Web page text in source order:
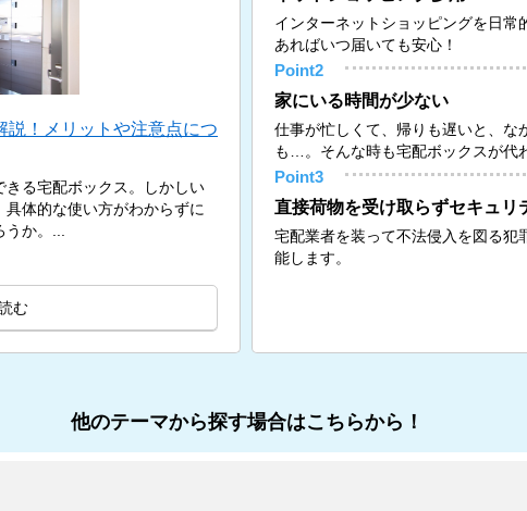
説！メリットや注意点につ
る宅配ボックス。しかしい
体的な使い方がわからずに
か。...
む
インターネットショッピングを日常
あればいつ届いても安心！
Point2
家にいる時間が少ない
仕事が忙しくて、帰りも遅いと、な
も…。そんな時も宅配ボックスが代
Point3
直接荷物を受け取らずセキュリ
宅配業者を装って不法侵入を図る犯
能します。
他のテーマから探す場合はこちらから！